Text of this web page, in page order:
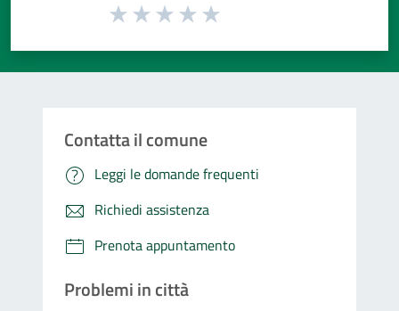
Valuta da 1 a 5 stelle la pagina
Contatta il comune
Leggi le domande frequenti
Richiedi assistenza
Prenota appuntamento
Problemi in città